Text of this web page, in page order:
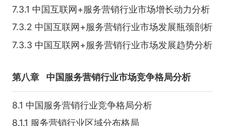
7.3.1 中国互联网+服务营销行业市场增长动力分析
7.3.2 中国互联网+服务营销行业市场发展瓶颈剖析
7.3.3 中国互联网+服务营销行业市场发展趋势分析
第八章 中国服务营销行业市场竞争格局分析
8.1 中国服务营销行业竞争格局分析
8.1.1 服务营销行业区域分布格局